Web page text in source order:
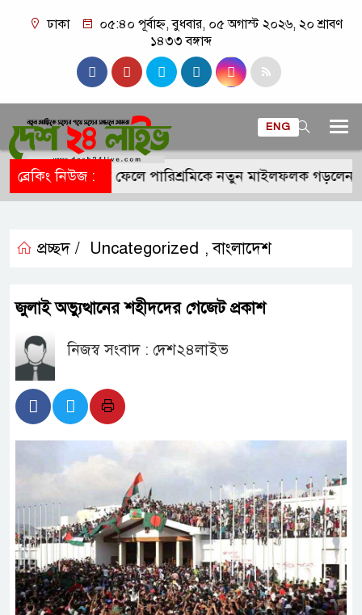
ঢাকা
০৫:৪০ পূর্বাহ্ন, বুধবার, ০৫ অগাস্ট ২০২৬, ২০ শ্রাবণ
১৪৩৩ বঙ্গাব্দ
ENG
ব্রেকিং নিউজ :পেছনে ফেলে পারিশ্রমিকে নতুন মাইলফলক গড়লেন
প্রচ্ছদ / Uncategorized ,বাংলাদেশ
জুলাই অভ্যুত্থানের শহীদদের গেজেট প্রকাশ
নিজস্ব সংবাদ : দেশ২৪লাইভ